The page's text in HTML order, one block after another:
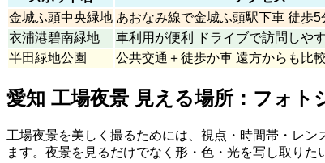
金城ふ頭中央緑地 あおなみ線で金城ふ頭駅下車 徒歩5
衣浦港碧南緑地
車利用が便利 ドライブで訪問しや
半田緑地公園
公共交通＋徒歩か車 遠方からも比
愛知 工場夜景 見える場所：フォ
工場夜景を美しく撮るためには、視点・時間帯・レ
ます。夜景を見るだけでなく形・色・光を写し取りた